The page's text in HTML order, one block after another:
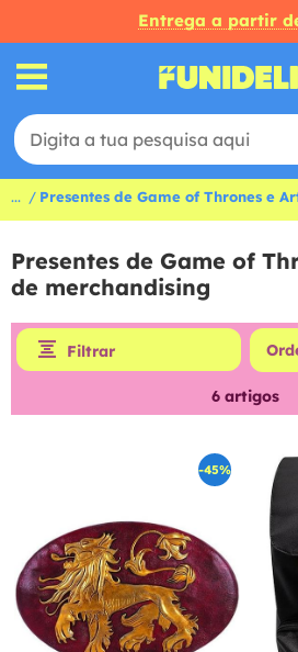
Entrega a partir
... Presentes de Game of Thrones e
Presentes de Game of
de merchandising
Filtrar
6 artigos
-45%